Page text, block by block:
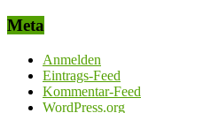
Meta
Anmelden
Eintrags-Feed
Kommentar-Feed
WordPress.org